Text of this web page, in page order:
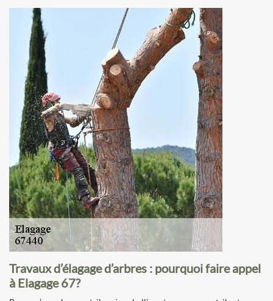
Travaux d’élagage d’arbres : pourquoi faire appel
à Elagage 67?